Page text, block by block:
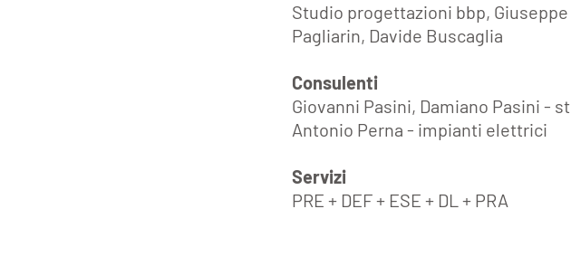
Studio progettazioni bbp,
Pagliarin, Davide Buscaglia
Consulenti
Giovanni Pasini, Damiano Pasini -
Antonio Perna - impianti elettrici
Servizi
PRE + DEF + ESE + DL + PRA